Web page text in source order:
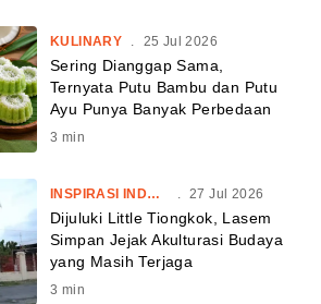
KULINARY . 25 Jul 2026
Sering Dianggap Sama,
Ternyata Putu Bambu dan Putu
Ayu Punya Banyak Perbedaan
3 min
INSPIRASI INDONESIA . 27 Jul 2026
Dijuluki Little Tiongkok, Lasem
Simpan Jejak Akulturasi Budaya
yang Masih Terjaga
3 min